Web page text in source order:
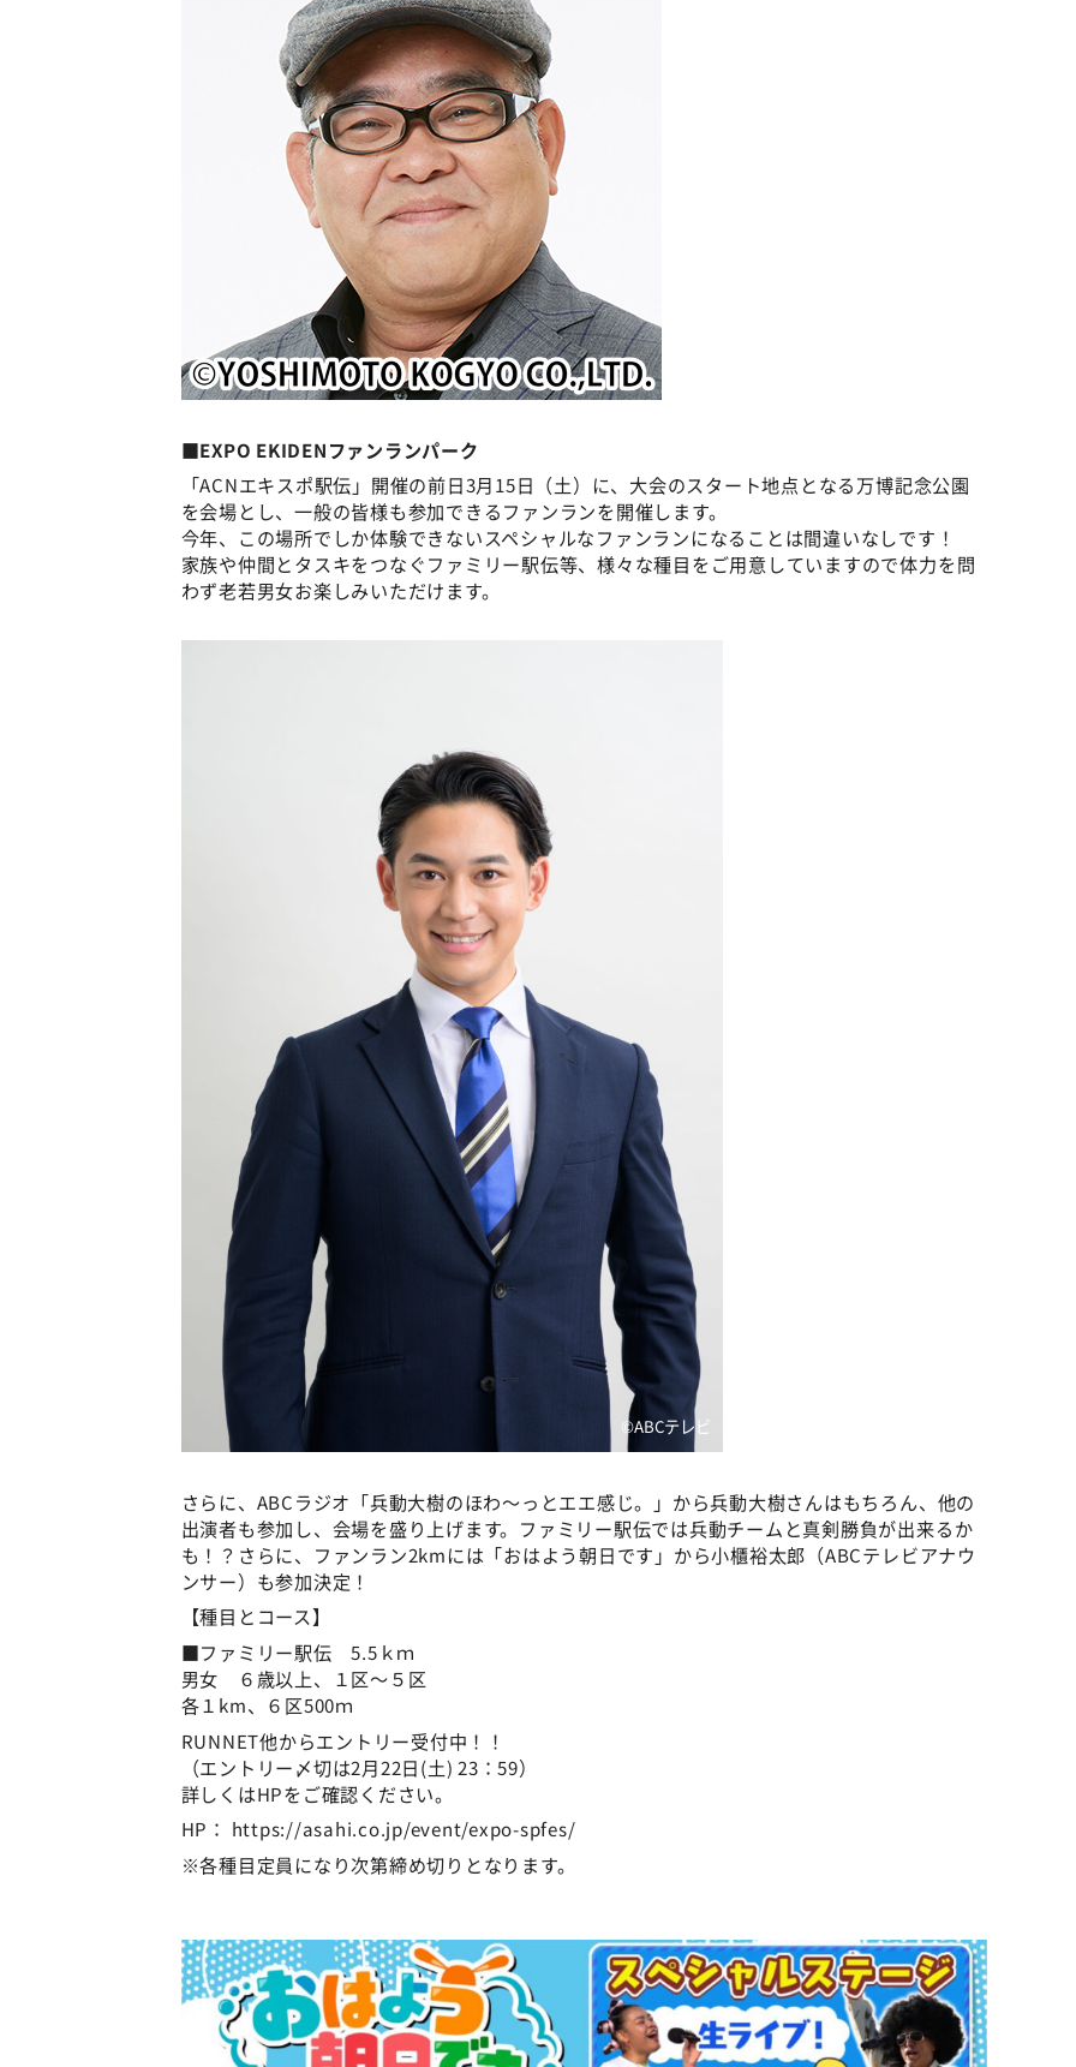
■EXPO EKIDENファンランパーク
「ACNエキスポ駅伝」開催の前日3月15日（土）に、大会のスタート地点となる万博記念公園
を会場とし、一般の皆様も参加できるファンランを開催します。
今年、この場所でしか体験できないスペシャルなファンランになることは間違いなしです！
家族や仲間とタスキをつなぐファミリー駅伝等、様々な種目をご用意していますので体力を問
わず老若男女お楽しみいただけます。
©ABCテレビ
さらに、ABCラジオ「兵動大樹のほわ～っとエエ感じ。」から兵動大樹さんはもちろん、他の
出演者も参加し、会場を盛り上げます。ファミリー駅伝では兵動チームと真剣勝負が出来るか
も！？さらに、ファンラン2kmには「おはよう朝日です」から小櫃裕太郎（ABCテレビアナウ
ンサー）も参加決定！
【種目とコース】
■ファミリー駅伝 5.5ｋｍ
男女 ６歳以上、１区～５区
各１km、６区500ｍ
RUNNET他からエントリー受付中！！
（エントリー〆切は2月22日(土) 23：59）
詳しくはHPをご確認ください。
HP： https://asahi.co.jp/event/expo-spfes/
※各種目定員になり次第締め切りとなります。